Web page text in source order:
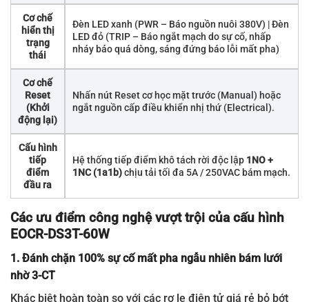
Cơ chế
hiển thị
trạng
thái
Đèn LED xanh (PWR – Báo nguồn nuôi 380V) | Đèn
LED đỏ (TRIP – Báo ngắt mạch do sự cố, nhấp
nháy báo quá dòng, sáng đứng báo lỗi mất pha)
Cơ chế
Reset
(Khởi
động lại)
Nhấn nút Reset cơ học mặt trước (Manual) hoặc
ngắt nguồn cấp điều khiển nhị thứ (Electrical).
Cấu hình
tiếp
điểm
đầu ra
Hệ thống tiếp điểm khô tách rời độc lập 1NO +
1NC (1a1b)chịu tải tối đa 5A / 250VAC bám mạch.
Các ưu điểm công nghệ vượt trội của cấu hình
EOCR-DS3T-60W
1. Đánh chặn 100% sự cố mất pha ngẫu nhiên bám lưới
nhờ 3-CT
Khác biệt hoàn toàn so với các rơ le điện tử giá rẻ bỏ bớt